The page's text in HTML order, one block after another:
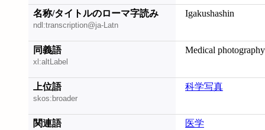
名称/タイトルのローマ字読み
ndl:transcription@ja-Latn
Igakushashin
同義語
xl:altLabel
Medical photography
上位語
skos:broader
科学写真
関連語 医学